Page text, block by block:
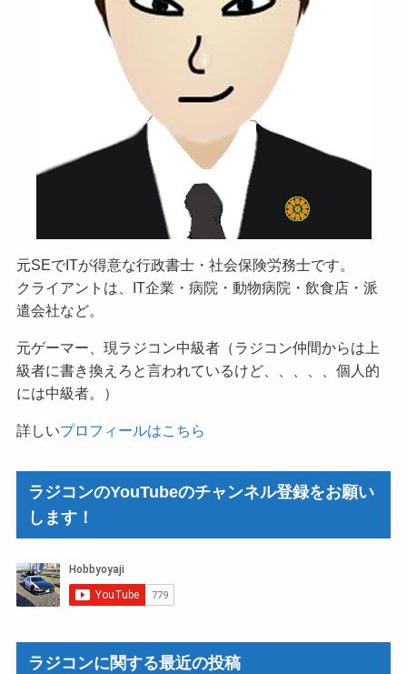
元SEでITが得意な行政書士・社会保険労務士です。
クライアントは、IT企業・病院・動物病院・飲食店・派
遣会社など。
元ゲーマー、現ラジコン中級者（ラジコン仲間からは上
級者に書き換えろと言われているけど、、、、、個人的
には中級者。）
詳しいプロフィールはこちら
ラジコンのYouTubeのチャンネル登録をお願い
します！
ラジコンに関する最近の投稿